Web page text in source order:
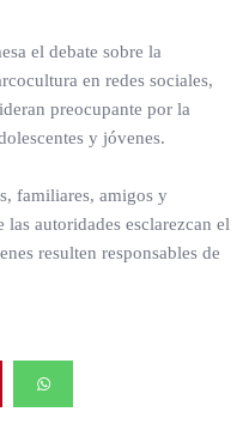
el debate sobre la
en redes sociales,
preocupante por la
y jóvenes.
familiares, amigos y
las autoridades esclarezcan el
resulten responsables de